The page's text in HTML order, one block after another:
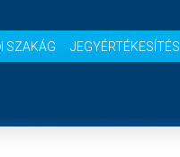
SZAKÁG JEGYÉRTÉKESÍTÉS